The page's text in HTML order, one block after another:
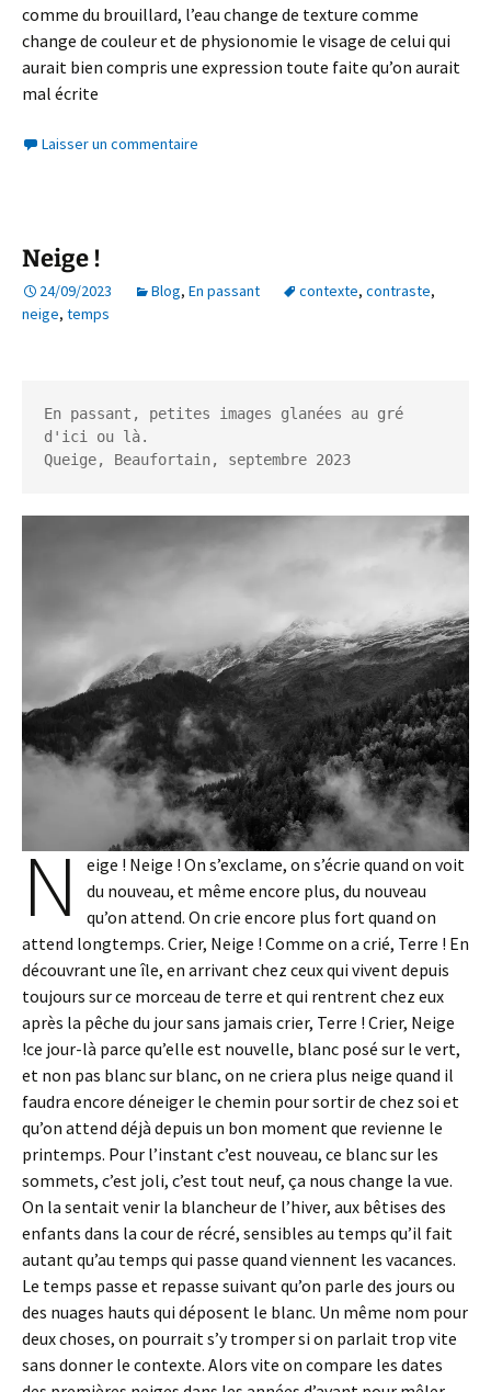
comme du brouillard, l’eau change de texture comme
change de couleur et de physionomie le visage de celui qui
aurait bien compris une expression toute faite qu’on aurait
mal écrite
Laisser un commentaire
Neige !
24/09/2023 Blog, En passant contexte, contraste,
neige, temps
En passant, petites images glanées au gré
d'ici ou là.
Queige, Beaufortain, septembre 2023
N eige ! Neige ! On s’exclame, on s’écrie quand on voit
du nouveau, et même encore plus, du nouveau
qu’on attend. On crie encore plus fort quand on
attend longtemps. Crier, Neige ! Comme on a crié, Terre ! En
découvrant une île, en arrivant chez ceux qui vivent depuis
toujours sur ce morceau de terre et qui rentrent chez eux
après la pêche du jour sans jamais crier, Terre ! Crier, Neige
!ce jour-là parce qu’elle est nouvelle, blanc posé sur le vert,
et non pas blanc sur blanc, on ne criera plus neige quand il
faudra encore déneiger le chemin pour sortir de chez soi et
qu’on attend déjà depuis un bon moment que revienne le
printemps. Pour l’instant c’est nouveau, ce blanc sur les
sommets, c’est joli, c’est tout neuf, ça nous change la vue.
On la sentait venir la blancheur de l’hiver, aux bêtises des
enfants dans la cour de récré, sensibles au temps qu’il fait
autant qu’au temps qui passe quand viennent les vacances.
Le temps passe et repasse suivant qu’on parle des jours ou
des nuages hauts qui déposent le blanc. Un même nom pour
deux choses, on pourrait s’y tromper si on parlait trop vite
sans donner le contexte. Alors vite on compare les dates